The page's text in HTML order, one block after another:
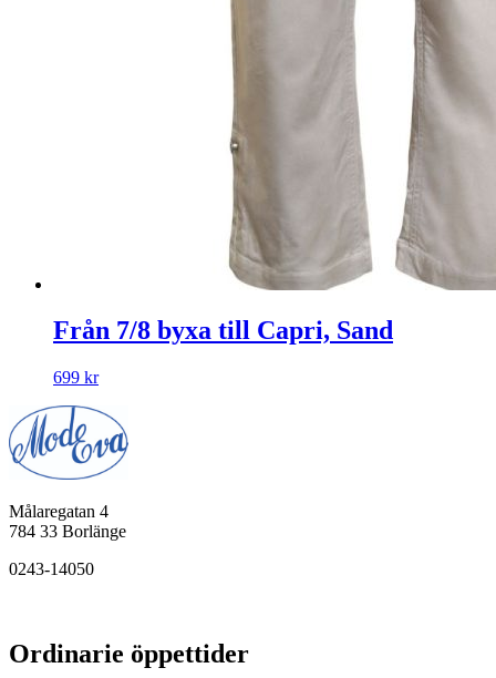
Från 7/8 byxa till Capri, Sand
699 kr
Målaregatan 4
784 33 Borlänge
0243-14050
Ordinarie öppettider